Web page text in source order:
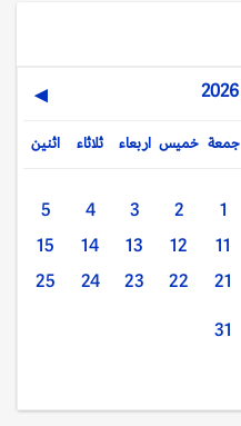
▶
اثنين ثلاثاء اربعاء خميس جمعة
1
2
3
4
5
11
12
13
14
15
21
22
23
24
25
31